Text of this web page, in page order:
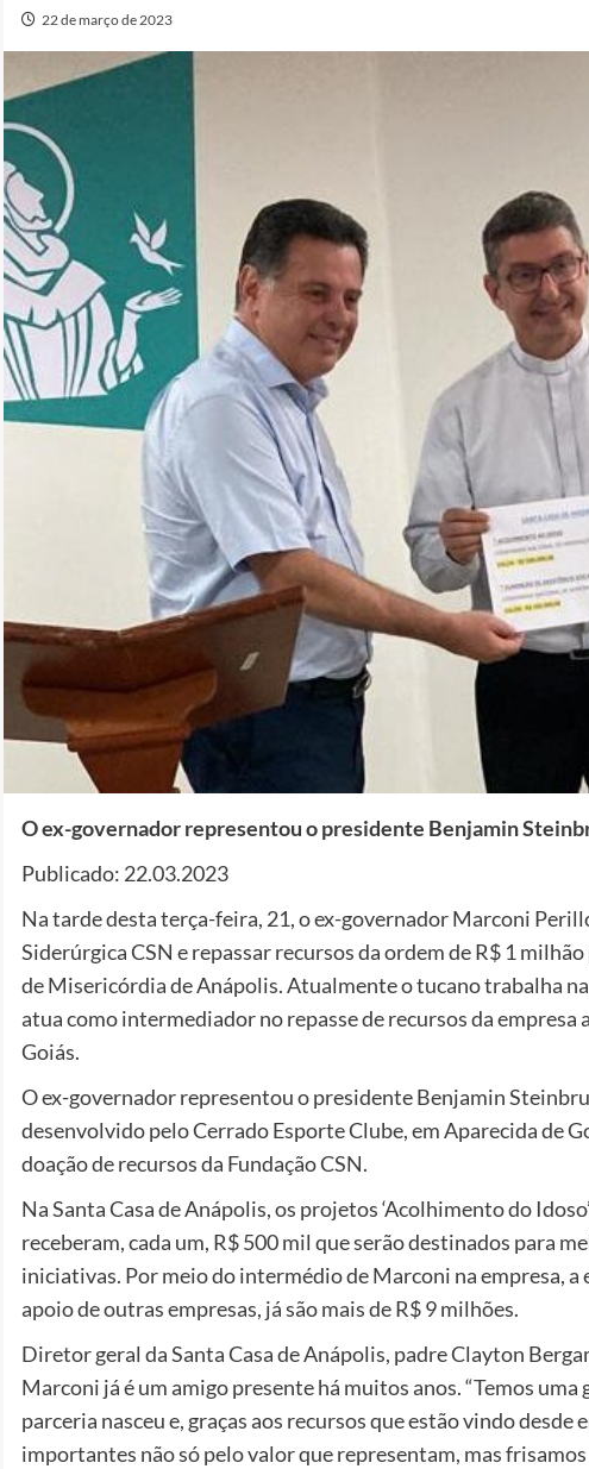
22 de março de 2023
O ex-governador representou o presidente Benjamin
Publicado: 22.03.2023
Na tarde desta terça-feira, 21, o ex-governador Marconi
Siderúrgica CSN e repassar recursos da ordem de R$ 1
de Misericórdia de Anápolis. Atualmente o tucano trabalha
atua como intermediador no repasse de recursos da
Goiás.
O ex-governador representou o presidente Benjamin
desenvolvido pelo Cerrado Esporte Clube, em Aparecida de
doação de recursos da Fundação CSN.
Na Santa Casa de Anápolis, os projetos ‘Acolhimento do
receberam, cada um, R$ 500 mil que serão destinados para
iniciativas. Por meio do intermédio de Marconi na empresa, a
apoio de outras empresas, já são mais de R$ 9 milhões.
Diretor geral da Santa Casa de Anápolis, padre Clayton
Marconi já é um amigo presente há muitos anos. “Temos
parceria nasceu e, graças aos recursos que estão vindo desde
importantes não só pelo valor que representam, mas